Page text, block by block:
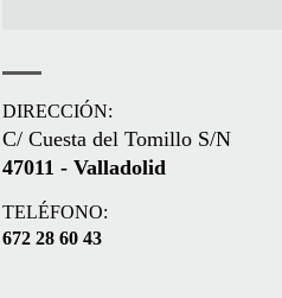
DIRECCIÓN:
C/ Cuesta del Tomillo S/N
47011 - Valladolid
TELÉFONO:
672 28 60 43